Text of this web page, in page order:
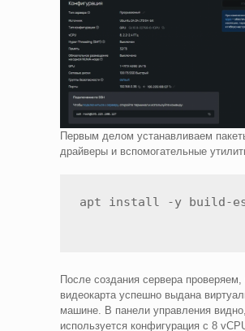
Первым делом устанавливаем
драйверы и вспомогательные
apt install -y build-
После создания сервера проверяем,
видеокарта успешно выдана
машине. В панели управления
используется конфигурация с 8